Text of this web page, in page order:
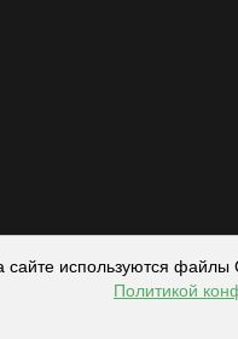
сайте используются файлы
Политикой